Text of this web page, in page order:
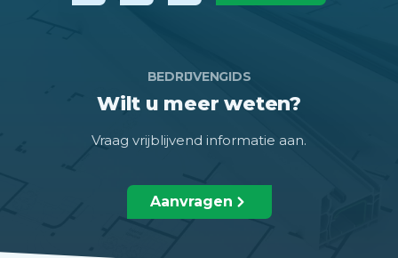
BEDRIJVENGIDS
Wilt u meer weten?
Vraag vrijblijvend informatie aan.
Aanvragen